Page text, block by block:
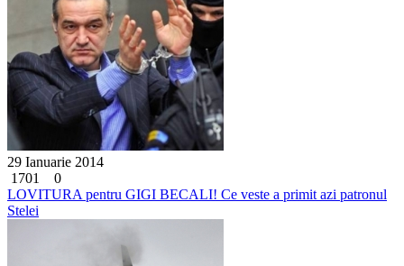
29 Ianuarie 2014
1701
0
LOVITURA pentru GIGI BECALI! Ce veste a primit azi patronul
Stelei